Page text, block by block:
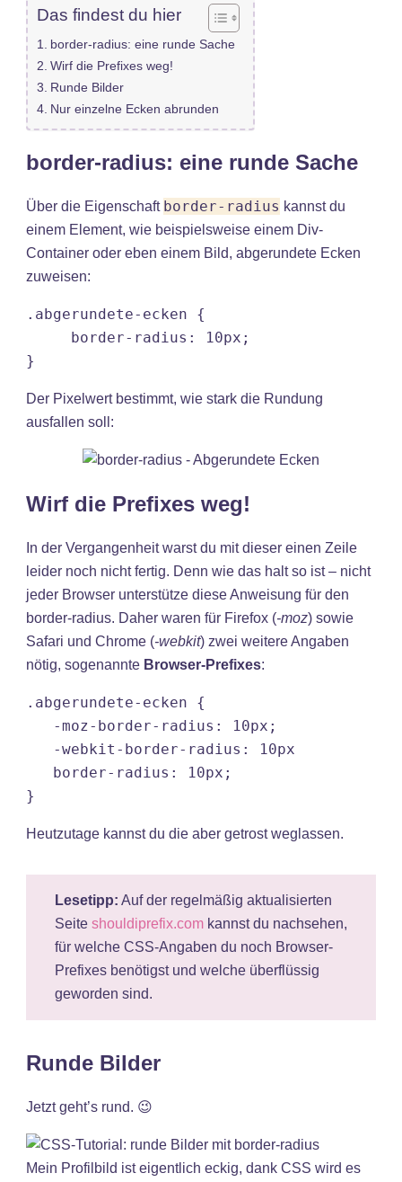
Das findest du hier
border-radius: eine runde Sache
Wirf die Prefixes weg!
Runde Bilder
Nur einzelne Ecken abrunden
border-radius: eine runde Sache
Über die Eigenschaft border-radius kannst du
einem Element, wie beispielsweise einem Div-
Container oder eben einem Bild, abgerundete Ecken
zuweisen:
.abgerundete-ecken {
Der Pixelwert bestimmt, wie stark die Rundung
ausfallen soll:
Wirf die Prefixes weg!
In der Vergangenheit warst du mit dieser einen Zeile
leider noch nicht fertig. Denn wie das halt so ist – nicht
jeder Browser unterstütze diese Anweisung für den
border-radius. Daher waren für Firefox (-moz) sowie
Safari und Chrome (-webkit) zwei weitere Angaben
nötig, sogenannte Browser-Prefixes:
.abgerundete-ecken {
}
Heutzutage kannst du die aber getrost weglassen.
Lesetipp: Auf der regelmäßig aktualisierten
Seite shouldiprefix.com kannst du nachsehen,
für welche CSS-Angaben du noch Browser-
Prefixes benötigst und welche überflüssig
geworden sind.
Runde Bilder
Jetzt geht’s rund. 😉
Mein Profilbild ist eigentlich eckig, dank CSS wird es